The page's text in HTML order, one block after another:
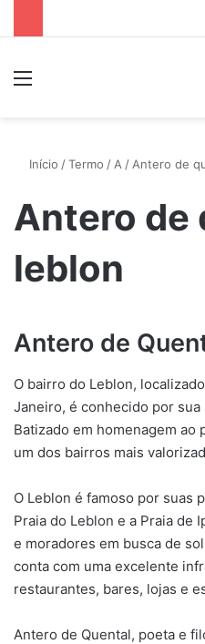
Início /Termo / A / Antero de
Antero de
leblon
Antero de
O bairro do Leblon,
Janeiro, é conhecido por
Batizado em homenagem ao
um dos bairros mais
O Leblon é famoso por suas
Praia do Leblon e a Praia de
e moradores em busca de
conta com uma excelente
restaurantes, bares, lojas e
Antero de Quental, poeta e